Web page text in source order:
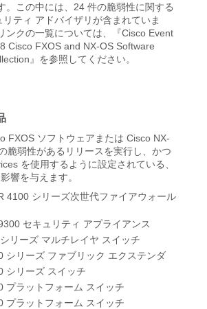
。この中には、24 件の脆弱性に関する
ティ アドバイザリが含まれていま
ンクの一覧については、『Cisco Event
Cisco FXOS and NX-OS Software
』を参照してください。
FXOS ソフトウェアまたは Cisco NX-
脆弱性があるリリースを実行し、かつ
を使用するように設定されている、
響を与えます。
4100 シリーズ次世代ファイアウォール
セキュリティ アプライアンス
リーズ マルチレイヤ スイッチ
シリーズ ファブリック エクステンダ
シリーズ スイッチ
プラットフォーム スイッチ
プラットフォーム スイッチ